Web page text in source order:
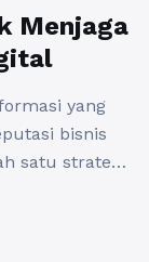
Menjaga
yang
bisnis
satu strategi
online